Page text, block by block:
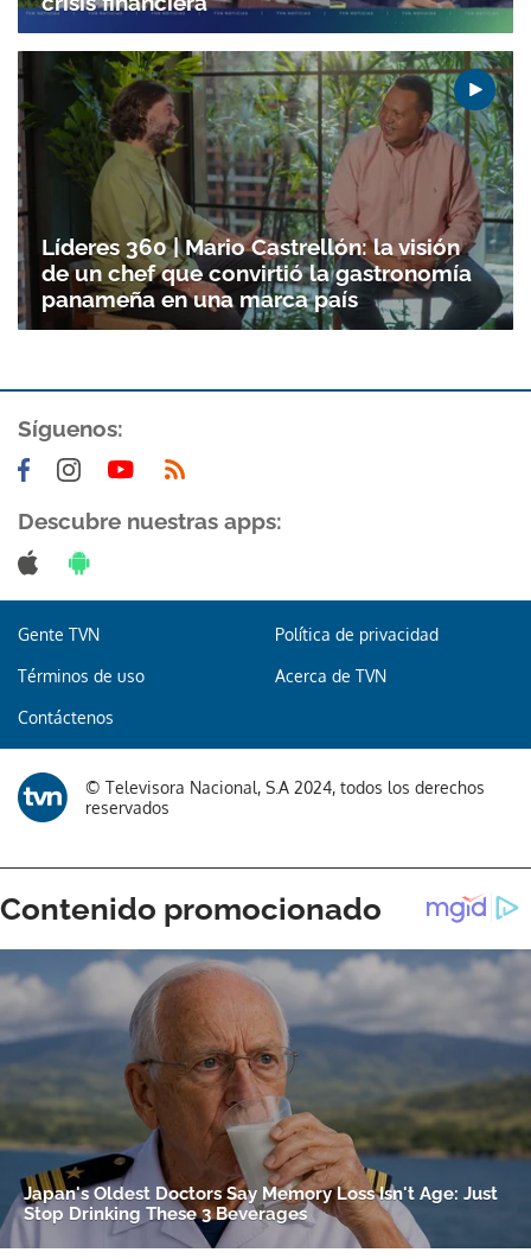
Gracias por suscribirte a nuestro boletín.
Líderes 360 | Mario Castrellón: la visión
de un chef que convirtió la gastronomía
panameña en una marca país
Síguenos:
Descubre nuestras apps:
Gente TVN Política de privacidad
Términos de uso Acerca de TVN
Contáctenos
© Televisora Nacional, S.A 2024, todos los derechos
reservados